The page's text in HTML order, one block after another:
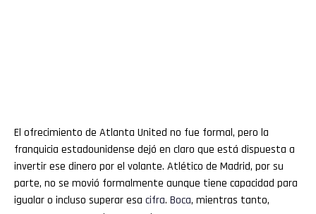
El ofrecimiento de Atlanta United no fue formal, pero la
franquicia estadounidense dejó en claro que está dispuesta a
invertir ese dinero por el volante. Atlético de Madrid, por su
parte, no se movió formalmente aunque tiene capacidad para
igualar o incluso superar esa cifra. Boca, mientras tanto,